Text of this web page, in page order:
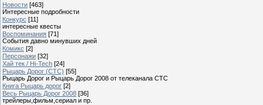
Новости [463]
Интересные подробности
Конкурс [11]
интересные квесты
Воспоминания [71]
События давно минувших дней
Комикс [2]
Персонажи [32]
Хай тек / Hi-Tech [24]
Рыцарь Дорог (СТС) [55]
Рыцарь Дорог и Рыцарь Дорог 2008 от телеканала СТС
Книга Рыцарь дорог [2]
Весь Рыцарь Дорог 2008 [36]
трейлеры,фильм,сериал и пр.